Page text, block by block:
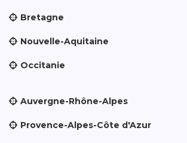
Bretagne
Nouvelle-Aquitaine
Occitanie
Auvergne-Rhône-Alpes
Provence-Alpes-Côte d'Azur